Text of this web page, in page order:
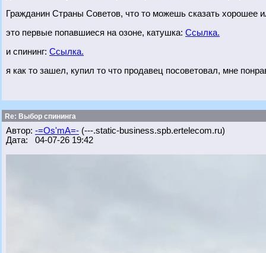
Гражданин Страны Советов, что то можешь сказать хорошее
это первые попавшиеся на озоне, катушка: Ссылка.
и спининг: Ссылка.
я как то зашел, купил то что продавец посоветовал, мне
Re: Выбор спининга
Автор: -=Os'mA=- (---.static-business.spb.ertelecom.ru)
Дата: 04-07-26 19:42